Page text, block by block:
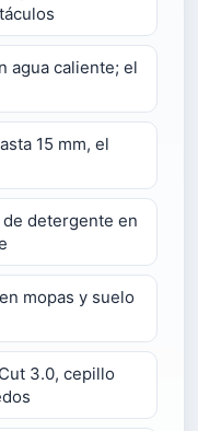
agua caliente; el
15 mm, el
detergente en
mopas y suelo
3.0, cepillo